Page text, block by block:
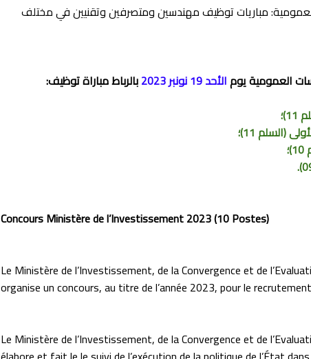
العمومية: مباريات توظيف مهندسين ومتصرفين وتقنيين في مختلف
العمومية يومالأحد 19 نونبر 2023
بالرباط مباراة توظيف:
Concours Ministère de l’Investissement 2023 (10 Postes)
Le Ministère de l’Investissement, de la Convergence et de
organise un concours, au titre de l’année 2023, pour le
Le Ministère de l’Investissement, de la Convergence et de